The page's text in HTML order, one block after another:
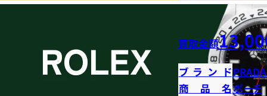
買取金額
ブランドPRADA
商品名ポーチ